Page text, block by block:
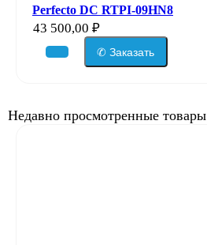
Perfecto DC RTPI-09HN8
43 500,00 ₽
✆ Заказать
Недавно просмотренные товары